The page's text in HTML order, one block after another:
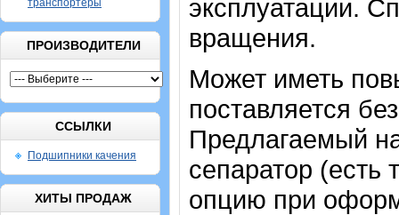
транспортеры
ПРОИЗВОДИТЕЛИ
ССЫЛКИ
Подшипники качения
ХИТЫ ПРОДАЖ
эксплуатации.
вращения.
Может иметь
поставляется
Предлагаемый
сепаратор
опцию при